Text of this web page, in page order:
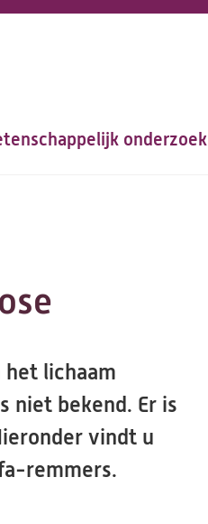
onderzoek
het lichaam
niet bekend. Er is
vindt u
remmers.